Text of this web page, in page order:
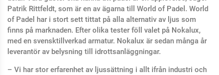
Patrik Rittfeldt, som är en av ägarna till World of Padel. World
of Padel har i stort sett tittat på alla alternativ av ljus som
finns på marknaden. Efter olika tester föll valet på Nokalux,
med en svensktillverkad armatur. Nokalux är sedan många år
leverantör av belysning till idrottsanläggningar.
– Vi har stor erfarenhet av ljussättning i allt ifrån industri och